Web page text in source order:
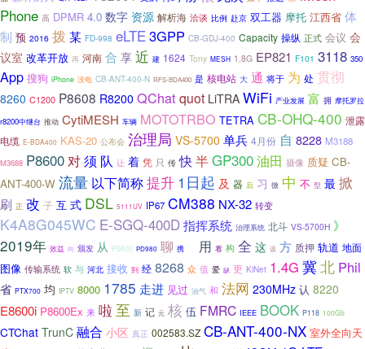
Phone 高 DPMR 4.0 数字 资源 解析海 洽谈 比例 赴京 双工器 摩托 江西省 体
制 预 2016 拨 某 FD-998 eLTE3GPP CB-GDJ-400 Capacity 操纵 正式 会议 会
议室 改革开放 再 河南 合 享 近 建 1624 Tony MESH 1.8G EP821 F101 3118 350
App 搜狗 iPhone 没电 CB-ANT-400-N RFS-BDA400 是 核电站 大 通 将于 为 处 贯彻
8260 C1200 P8608 R8200 QChat quot LiTRA WiFi 产业发展 富 拥 摩托罗拉
r8200中继台 推动 CytiMESH 车辆 MOTOTRBO TETRA CB-OHQ-400 泄露
电缆 E-BDA400 KAS-20 公布会 治理局 VS-5700 单兵 4月份 自 8228 M3188
M3688 P8600对须 队 让 着 凭 只 传 快半GP300油田 摄像 质疑 CB-
ANT-400-W 流量 以下简称提升 1日起 及 器 后 习 微 中 不 型 最 掀
刷 正 改 子 互 式 DSL 5111UV IP67 CM388 NX-32 转变
K4A8G045WC E-SGQ-400D指挥系统 治理系统 北斗 VS-5700H 》
2019年 效益 向 颁发 从 P6600 PD980 聊 携 用 看 构 全 这 该 方 质押 轨道 地面
图像 传输系统 软 与 河北 接收 到 经 8268 众 值 爱 缺 更 KiNet 1.4G 冀北 Phil
省 PTX700 均 IPTV 8000 1785 走进 见过 油气 和 法网 230MHz 认 8220
E8600i P8600Ex 来 啦 至 新 记 元 核 伍 FMRC IEEE BOOK P118 100Gb
CTChat TrunC 融合 小区 真正 002583.SZ CB-ANT-400-NX 室外全向天